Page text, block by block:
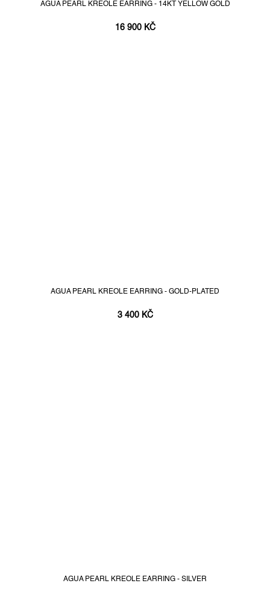
AGUA PEARL KREOLE EARRING - 14KT YELLOW GOLD
16 900 KČ
AGUA PEARL KREOLE EARRING - GOLD-PLATED
3 400 KČ
AGUA PEARL KREOLE EARRING - SILVER